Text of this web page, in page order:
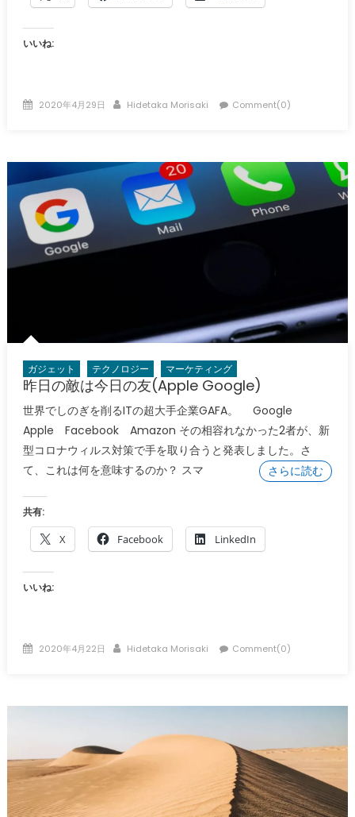
いいね:
Posted
2020年4月29日 Author
Hidetaka Morisaki Comment(0)
ガジェット テクノロジー マーケティング
昨日の敵は今日の友(Apple Google)
世界でしのぎを削るITの超大手企業GAFA。 Google
Apple Facebook Amazon その相容れなかった2者が、新
型コロナウィルス対策で手を取り合うと発表しました。さ
て、これは何を意味するのか？ スマ
さらに読む
共有:
X Facebook LinkedIn
いいね:
Posted
2020年4月22日 Author
Hidetaka Morisaki Comment(0)